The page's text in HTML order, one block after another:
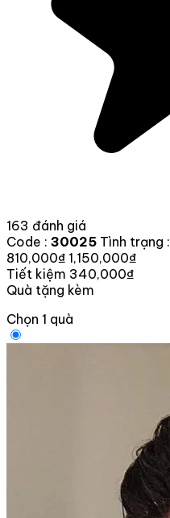
163 đánh giá
Code : 30025 Tình trạng :
810,000₫ 1,150,000₫
Tiết kiệm 340,000₫
Quà tặng kèm
Chọn 1 quà